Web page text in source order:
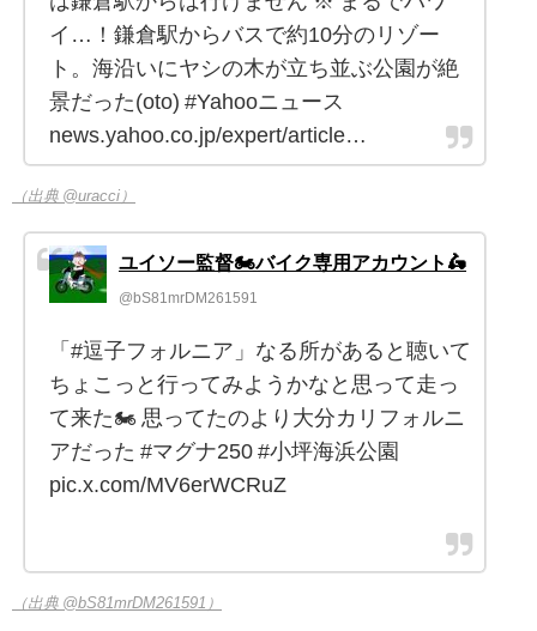
イ…！鎌倉駅からバスで約10分のリゾー
ト。海沿いにヤシの木が立ち並ぶ公園が絶
景だった(oto) #Yahooニュース
news.yahoo.co.jp/expert/article…
（出典 @uracci）
ユイソー監督🏍️バイク専用アカウント🛵
@bS81mrDM261591
「#逗子フォルニア」なる所があると聴いて
ちょこっと行ってみようかなと思って走っ
て来た🏍️ 思ってたのより大分カリフォルニ
アだった #マグナ250 #小坪海浜公園
pic.x.com/MV6erWCRuZ
（出典 @bS81mrDM261591）